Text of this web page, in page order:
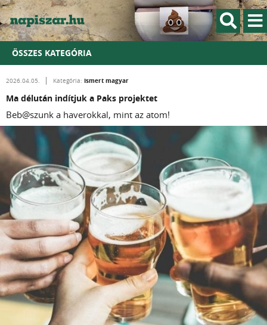
ÖSSZES KATEGÓRIA
2026.04.05. Kategória: Ismert magyar
Ma délután indítjuk a Paks projektet
Beb@szunk a haverokkal, mint az atom!